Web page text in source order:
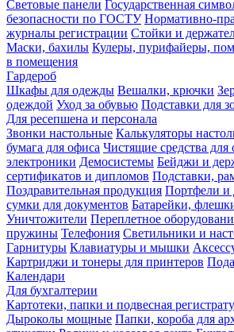
Световые панели Государственная
безопасности по ГОСТУ Нормативно-
журналы регистрации Стойки и
Маски, бахилы Кулеры, пурифайеры,
в помещения
Гардероб
Шкафы для одежды Вешалки, крючки
одеждой Уход за обувью Подставки для
Для ресепшена и персонала
Звонки настольные Калькуляторы
бумага для офиса Чистящие средства для
электроники Демосистемы Бейджи и
сертификатов и дипломов Подставки,
Поздравительная продукция Портфели и
сумки для документов Батарейки,
Уничтожители Переплетное
пружины Телефония Светильники и
Гарнитуры Клавиатуры и мышки
Картриджи и тонеры для принтеров
Календари
Для бухгалтерии
Картотеки, папки и подвесная
Дыроколы мощные Папки, короба для